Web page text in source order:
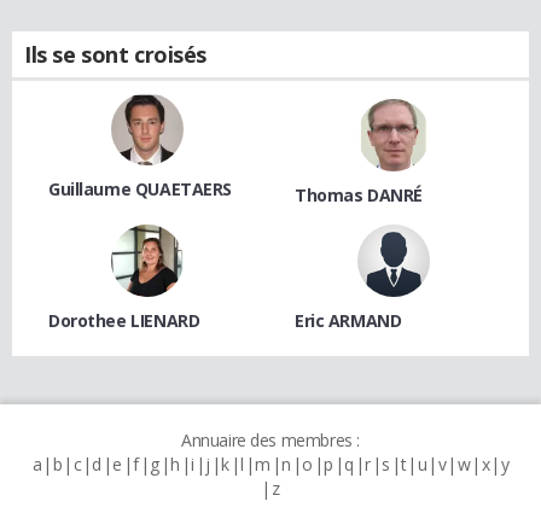
Ils se sont croisés
Guillaume QUAETAERS Thomas DANRÉ
Dorothee LIENARD Eric ARMAND
Annuaire des membres :
a b c d e f g h i j k l m n o p q r s t u v w x y
z